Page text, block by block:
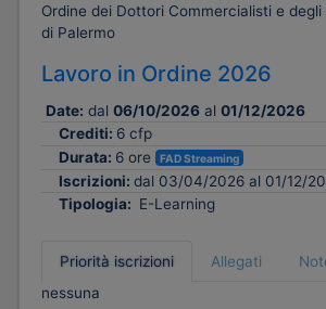
Ordine dei Dottori Commercialisti e
di Palermo
Lavoro in Ordine 2026
Date: dal 06/10/2026 al 01/12/2026
Crediti: 6 cfp
Durata: 6 ore FAD Streaming
Iscrizioni: dal 03/04/2026 al 01/12/
Tipologia: E-Learning
Priorità iscrizioni Allegati
nessuna